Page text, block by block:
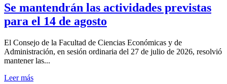
Se mantendrán las actividades previstas
para el 14 de agosto
El Consejo de la Facultad de Ciencias Económicas y de
Administración, en sesión ordinaria del 27 de julio de 2026, resolvió
mantener las...
Leer más